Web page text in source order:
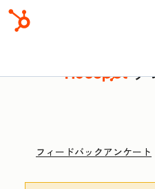
ナ
フィードバックアンケート